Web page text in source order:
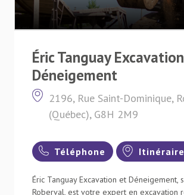
Éric Tanguay
Déneigement
2196, Rue Saint-Dominique,
(Québec), G8H 2M9
Téléphone Itinéraire
Éric Tanguay Excavation et Déneigement,
Roberval, est votre expert en excavation